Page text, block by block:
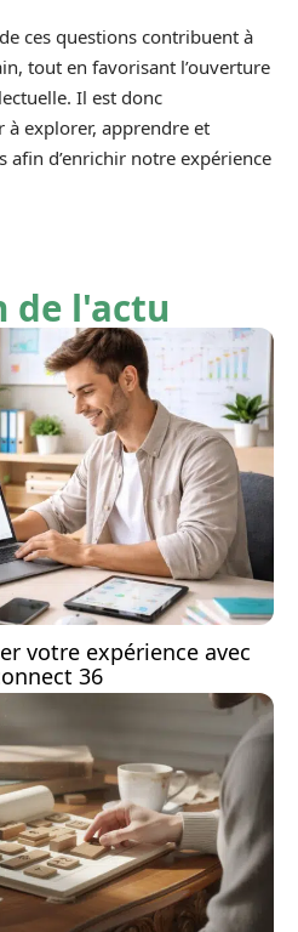
ces questions contribuent à
tout en favorisant l’ouverture
Il est donc
à explorer, apprendre et
afin d’enrichir notre expérience
de l'actu
votre expérience avec
36